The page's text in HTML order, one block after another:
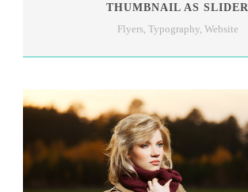
THUMBNAIL AS SLIDER
Flyers, Typography, Website